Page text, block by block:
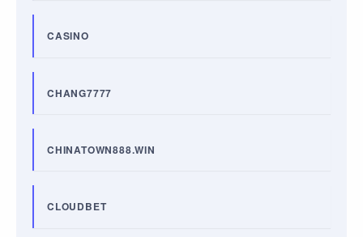
CASINO
CHANG7777
CHINATOWN888.WIN
CLOUDBET